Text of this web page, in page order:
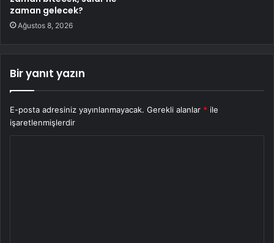
zaman gelecek?
Ağustos 8, 2026
Bir yanıt yazın
E-posta adresiniz yayınlanmayacak. Gerekli alanlar * ile
işaretlenmişlerdir